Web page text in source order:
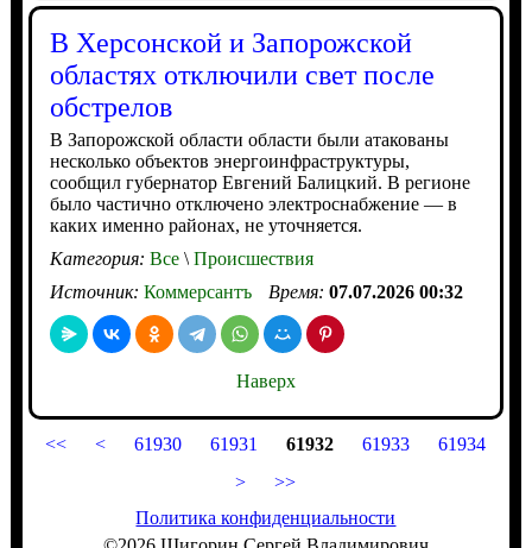
В Херсонской и Запорожской
областях отключили свет после
обстрелов
В Запорожской области области были атакованы
несколько объектов энергоинфраструктуры,
сообщил губернатор Евгений Балицкий. В регионе
было частично отключено электроснабжение — в
каких именно районах, не уточняется.
Категория: Все\Происшествия
Источник: Коммерсантъ Время: 07.07.2026 00:32
Наверх
<< < 61930 61931 61932 61933
61934
>
>>
Политика конфиденциальности